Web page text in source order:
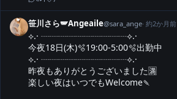
笹川さら🪽Angeaile@sara_ange· 約2か月前
⟡.· ┈┈┈┈┈┈┈┈┈┈⟡.·
今夜18日(木)🫧19:00-5:00🫧出勤中
⟡.· ┈┈┈┈┈┈┈┈┈┈⟡.·
昨夜もありがとうございました🈵
楽しい夜はいつでもWelcome🍡